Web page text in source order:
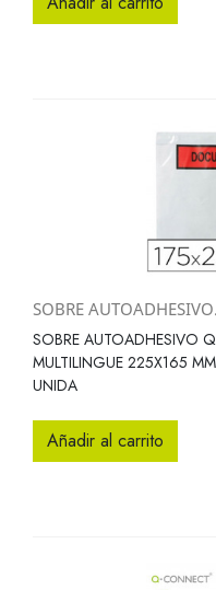
SOBRE
SOBRE AUTOADHESIVO
MULTILINGUE 225X165
UNIDA
Añadir al carrito